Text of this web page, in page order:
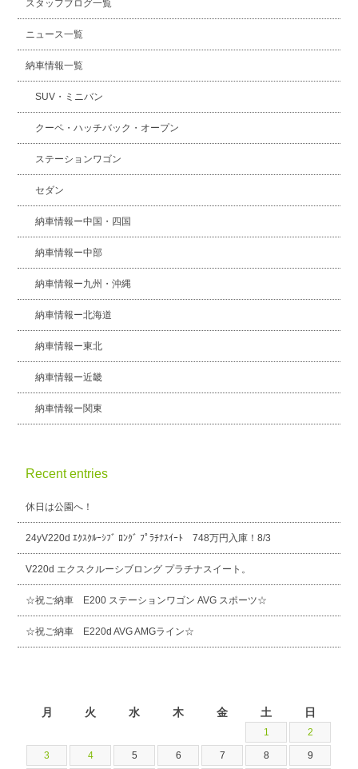
スタッフブログ一覧
ニュース一覧
納車情報一覧
SUV・ミニバン
クーペ・ハッチバック・オープン
ステーションワゴン
セダン
納車情報ー中国・四国
納車情報ー中部
納車情報ー九州・沖縄
納車情報ー北海道
納車情報ー東北
納車情報ー近畿
納車情報ー関東
Recent entries
休日は公園へ！
24yV220d ｴｸｽｸﾙｰｼﾌﾞ ﾛﾝｸﾞ ﾌﾟﾗﾁﾅｽｲｰﾄ 748万円入庫！8/3
V220d エクスクルーシブロング プラチナスイート。
☆祝ご納車 E200 ステーションワゴン AVG スポーツ☆
☆祝ご納車 E220d AVG AMGライン☆
月 火 水 木 金 土 日
1 2
3 4 5 6 7 8 9